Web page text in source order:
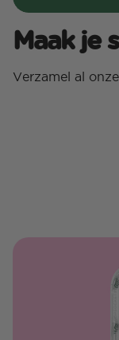
Maak je
Verzamel al